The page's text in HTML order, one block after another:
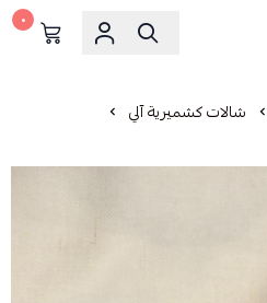
٠
شالات كشميرية آلي